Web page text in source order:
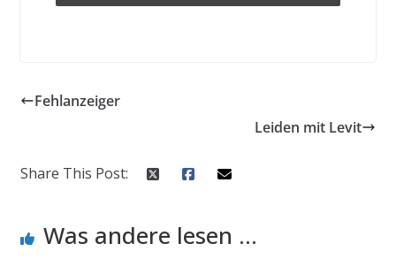
Fehlanzeiger
Leiden mit Levit
Share This Post:
Was andere lesen ...